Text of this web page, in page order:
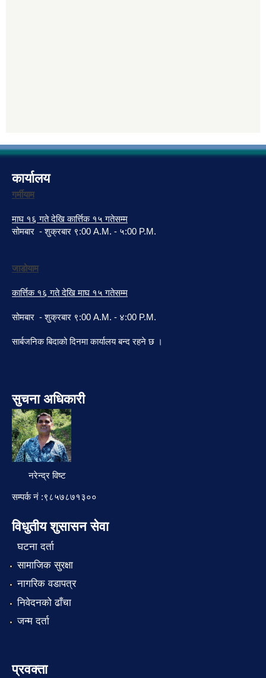
कार्यालय
गर्मीयाम
माघ १६ गते देखि कार्त्तिक १५ गतेसम्म
सोमबार - शुक्रबार ९:00 A.M. - ५:00 P.M.
जाडोयाम
कार्त्तिक १६ गते देखि माघ १५ गतेसम्म
सोमबार - शुक्रबार ९:00 A.M. - ४:00 P.M.
सार्बजनिक बिदाको दिनमा कार्यालय बन्द रहने छ ।
सुचना अधिकारी
नरेन्द्र विष्ट
सम्पर्क नं :९८५७८७१३००
विधुतीय शुसासन सेवा
घटना दर्ता
सामाजिक सुरक्षा
नागरिक वडापत्र
निवेदनको ढाँचा
जन्म दर्ता
प्रवक्ता